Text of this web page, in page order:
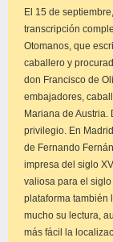
El 15 de
transcripción
Otomanos, que
caballero y
don Francisco de
embajadores,
Mariana de Austria.
privilegio. En
de Fernando
impresa del siglo
valiosa para el
plataforma también
mucho su lectura,
más fácil la